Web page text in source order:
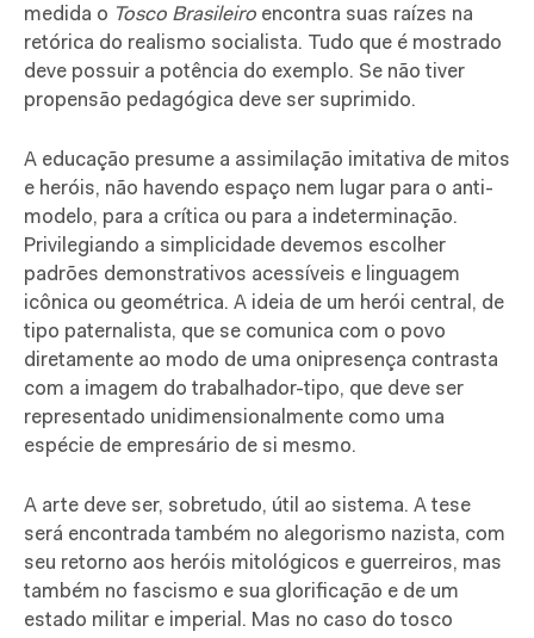
medida o Tosco Brasileiro encontra suas raízes na
retórica do realismo socialista. Tudo que é mostrado
deve possuir a potência do exemplo. Se não tiver
propensão pedagógica deve ser suprimido.
A educação presume a assimilação imitativa de mitos
e heróis, não havendo espaço nem lugar para o anti-
modelo, para a crítica ou para a indeterminação.
Privilegiando a simplicidade devemos escolher
padrões demonstrativos acessíveis e linguagem
icônica ou geométrica. A ideia de um herói central, de
tipo paternalista, que se comunica com o povo
diretamente ao modo de uma onipresença contrasta
com a imagem do trabalhador-tipo, que deve ser
representado unidimensionalmente como uma
espécie de empresário de si mesmo.
A arte deve ser, sobretudo, útil ao sistema. A tese
será encontrada também no alegorismo nazista, com
seu retorno aos heróis mitológicos e guerreiros, mas
também no fascismo e sua glorificação e de um
estado militar e imperial. Mas no caso do tosco